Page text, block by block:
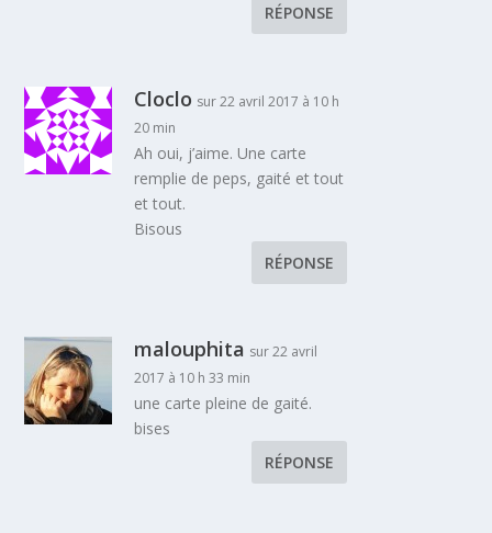
RÉPONSE
Cloclo sur 22 avril 2017 à 10 h
20 min
Ah oui, j’aime. Une carte
remplie de peps, gaité et tout
et tout.
Bisous
RÉPONSE
malouphita sur 22 avril
2017 à 10 h 33 min
une carte pleine de gaité.
bises
RÉPONSE